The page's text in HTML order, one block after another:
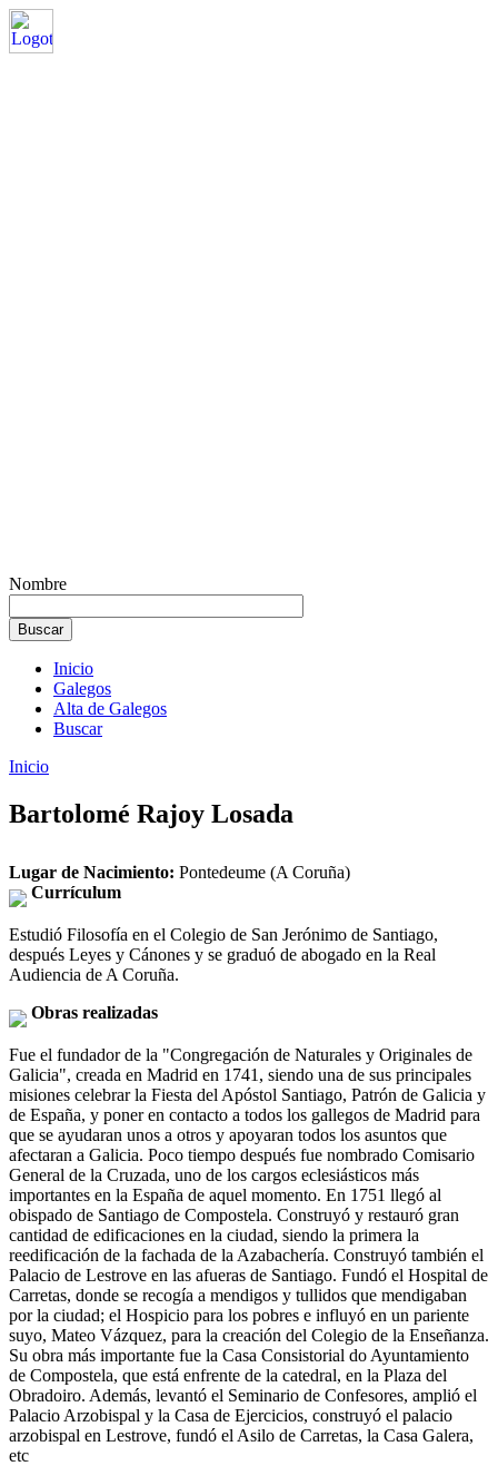
Nombre
Inicio
Galegos
Alta de Galegos
Buscar
Inicio
Bartolomé Rajoy Losada
Lugar de Nacimiento: Pontedeume (A Coruña)
Currículum
Estudió Filosofía en el Colegio de San Jerónimo de Santiago,
después Leyes y Cánones y se graduó de abogado en la Real
Audiencia de A Coruña.
Obras realizadas
Fue el fundador de la "Congregación de Naturales y Originales de
Galicia", creada en Madrid en 1741, siendo una de sus principales
misiones celebrar la Fiesta del Apóstol Santiago, Patrón de Galicia y
de España, y poner en contacto a todos los gallegos de Madrid para
que se ayudaran unos a otros y apoyaran todos los asuntos que
afectaran a Galicia. Poco tiempo después fue nombrado Comisario
General de la Cruzada, uno de los cargos eclesiásticos más
importantes en la España de aquel momento. En 1751 llegó al
obispado de Santiago de Compostela. Construyó y restauró gran
cantidad de edificaciones en la ciudad, siendo la primera la
reedificación de la fachada de la Azabachería. Construyó también el
Palacio de Lestrove en las afueras de Santiago. Fundó el Hospital de
Carretas, donde se recogía a mendigos y tullidos que mendigaban
por la ciudad; el Hospicio para los pobres e influyó en un pariente
suyo, Mateo Vázquez, para la creación del Colegio de la Enseñanza.
Su obra más importante fue la Casa Consistorial do Ayuntamiento
de Compostela, que está enfrente de la catedral, en la Plaza del
Obradoiro. Además, levantó el Seminario de Confesores, amplió el
Palacio Arzobispal y la Casa de Ejercicios, construyó el palacio
arzobispal en Lestrove, fundó el Asilo de Carretas, la Casa Galera,
etc